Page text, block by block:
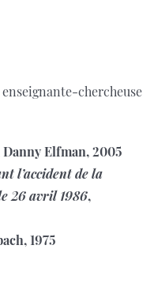
chercheuse
Danny Elfman, 2005
l’accident de la
26 avril 1986,
1975